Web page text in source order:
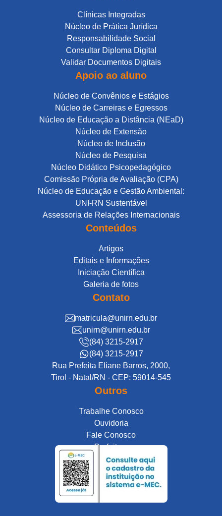
Clínicas Integradas
Núcleo de Prática Jurídica
Responsabilidade Social
Consultar Diploma Digital
Validar Documentos Digitais
Apoio ao aluno
Núcleo de Convênios e Estágios
Núcleo de Carreiras e Egressos
Núcleo de Educação a Distância (NEaD)
Núcleo de Extensão
Núcleo de Inclusão
Núcleo de Pesquisa
Núcleo Didático Psicopedagógico
Comissão Própria de Avaliação (CPA)
Núcleo de Educação e Gestão Ambiental:
UNI-RN Sustentável
Assessoria de Relações Internacionais
Conteúdos
Artigos
Editais e Informações
Iniciação Científica
Galeria de fotos
Contato
matricula@unirn.edu.br
unirn@unirn.edu.br
(84) 3215-2917
(84) 3215-2917
Rua Prefeita Eliane Barros, 2000,
Tirol - Natal/RN - CEP: 59014-545
Outros
Trabalhe Conosco
Ouvidoria
Fale Conosco
Prefeitura